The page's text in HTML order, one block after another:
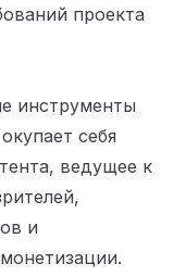
проекта
инструменты
себя
ведущее к
и